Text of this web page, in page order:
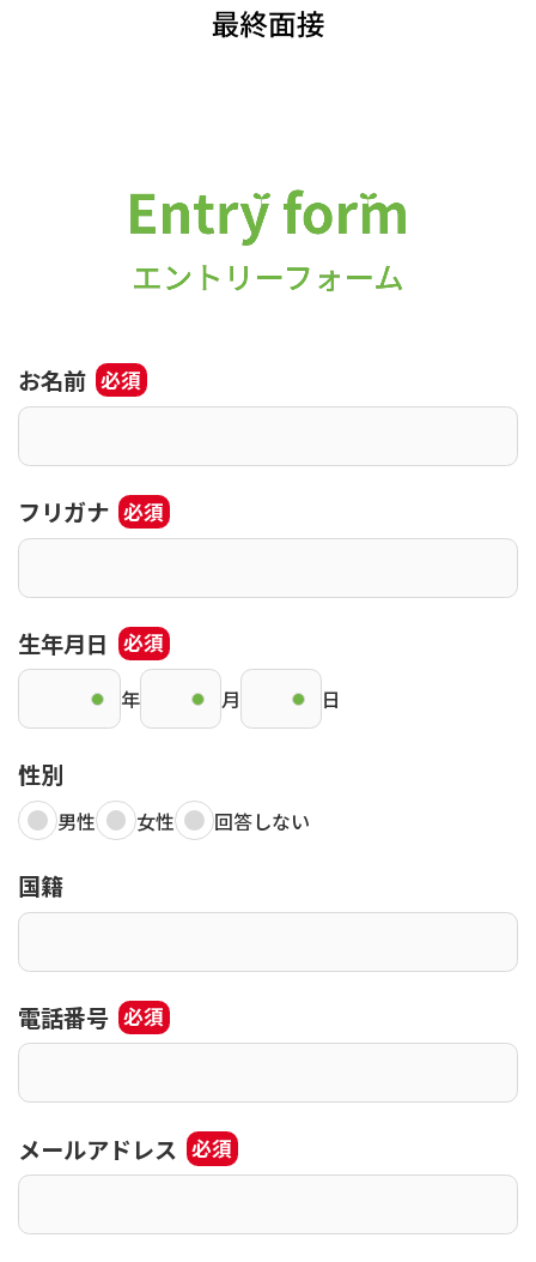
お名前 必須
フリガナ 必須
生年月日
必須
年
月 日
性別
男性 女性 回答しない
国籍
電話番号 必須
メールアドレス 必須